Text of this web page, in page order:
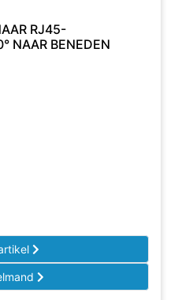
RJ45-
NAAR BENEDEN